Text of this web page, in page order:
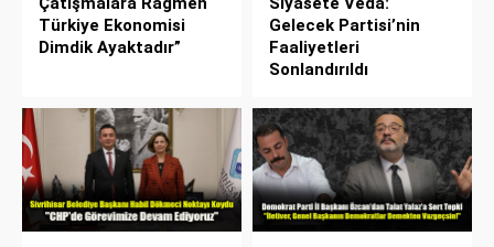
Türkiye Ekonomisi
Dimdik Ayaktadır”
Gelecek Partisi’nin
Faaliyetleri
Sonlandırıldı